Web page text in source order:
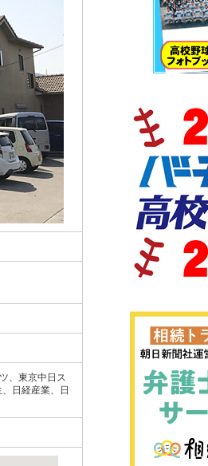
、東京中日ス
日経産業、日